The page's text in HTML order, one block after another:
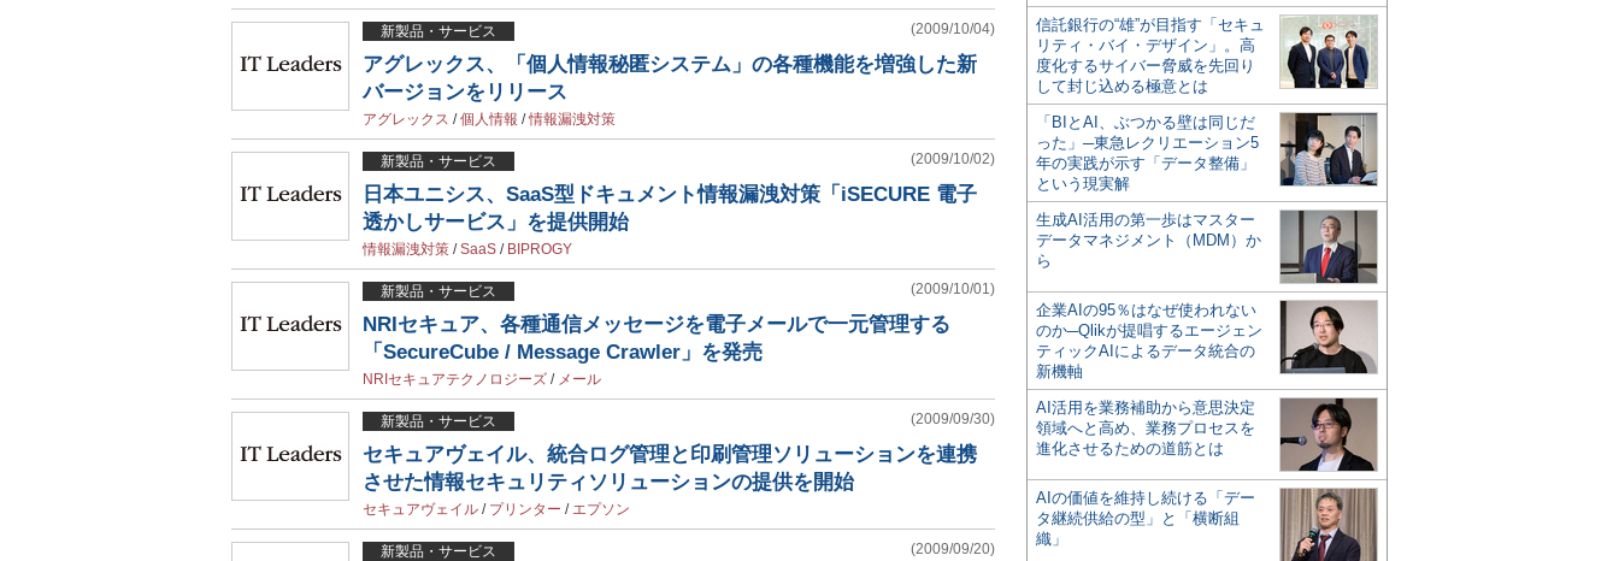
新製品・サービス (2009/10/04)
アグレックス、「個人情報秘匿システム」の各種機能を増強した新
バージョンをリリース
アグレックス /個人情報 /情報漏洩対策
新製品・サービス (2009/10/02)
日本ユニシス、SaaS型ドキュメント情報漏洩対策「iSECURE 電子
透かしサービス」を提供開始
情報漏洩対策 /SaaS / BIPROGY
新製品・サービス (2009/10/01)
NRIセキュア、各種通信メッセージを電子メールで一元管理する
「SecureCube / Message Crawler」を発売
NRIセキュアテクノロジーズ / メール
新製品・サービス (2009/09/30)
セキュアヴェイル、統合ログ管理と印刷管理ソリューションを連携
させた情報セキュリティソリューションの提供を開始
セキュアヴェイル / プリンター / エプソン
新製品・サービス (2009/09/20)
信託銀行の“雄”が目指す「セキュ
リティ・バイ・デザイン」。高
度化するサイバー脅威を先回り
して封じ込める極意とは
「BIとAI、ぶつかる壁は同じだ
った」─東急レクリエーション5
年の実践が示す「データ整備」
という現実解
生成AI活用の第一歩はマスター
データマネジメント（MDM）か
ら
企業AIの95％はなぜ使われない
のか─Qlikが提唱するエージェン
ティックAIによるデータ統合の
新機軸
AI活用を業務補助から意思決定
領域へと高め、業務プロセスを
進化させるための道筋とは
AIの価値を維持し続ける「デー
タ継続供給の型」と「横断組
織」